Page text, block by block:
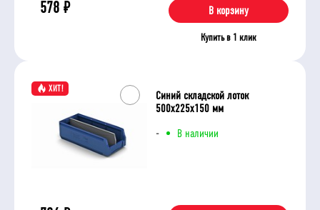
578 ₽ В корзину
Купить в 1 клик
ХИТ!
- В наличии
Синий складской лоток
500х225х150 мм